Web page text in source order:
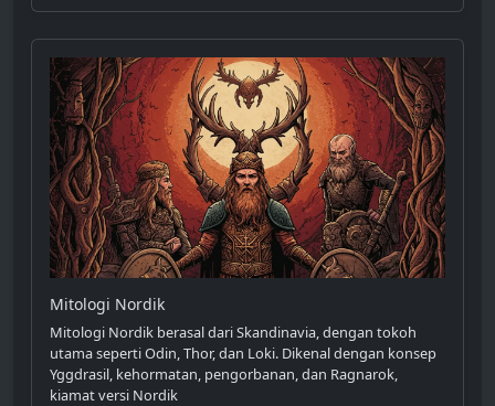
Mitologi Nordik
Mitologi Nordik berasal dari Skandinavia, dengan tokoh
utama seperti Odin, Thor, dan Loki. Dikenal dengan konsep
Yggdrasil, kehormatan, pengorbanan, dan Ragnarok,
kiamat versi Nordik